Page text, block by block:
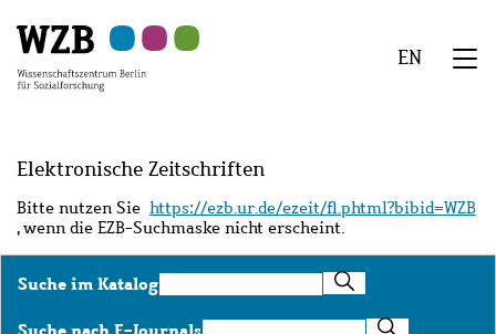
Hauptinhalt
springen
Navigation
springen
Suche
springen
Sekundärnavigation
springen
Fußzeile
springen
EN
Elektronische Zeitschriften
Bitte nutzen Sie https://ezb.ur.de/ezeit/fl.phtml?bibid=WZB
, wenn die EZB-Suchmaske nicht erscheint.
Suche im KatalogSuche
im
KatalogSuche